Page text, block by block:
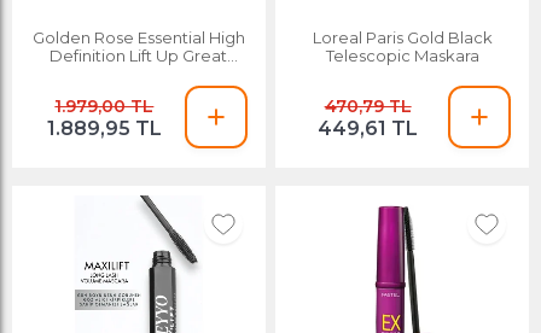
Golden Rose Essential High
Definition Lift Up Great
Ekstra Hacim Veren Maskara
9 Ml
1.979,00 TL
1.889,95 TL
Loreal Paris Gold Black
Telescopic Maskara
470,79 TL
449,61 TL